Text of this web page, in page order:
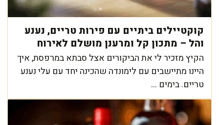
קוקטיילים ביתיים עם פירות טריים, נענע
והל – מתכון קל ומרענן מושלם לאירוח
הקיץ מזכיר לי את הביקורים אצל סבתא במרפסת, איך
היינו מתיישבים עם לימונדה שהכינה יחד עם עלי נענע
טריים. בימים ...